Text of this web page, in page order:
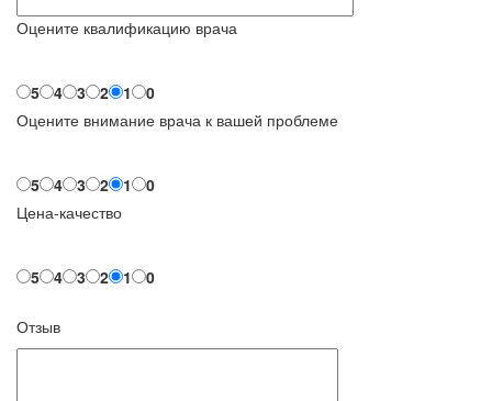
Оцените квалификацию врача
5 4 3 2 1
0
Оцените внимание врача к вашей проблеме
5 4 3 2 1
0
Цена-качество
5 4 3 2 1 0
Отзыв